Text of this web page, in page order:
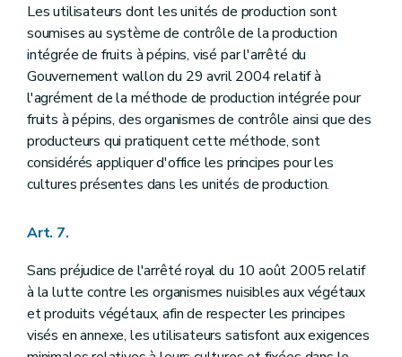
Les utilisateurs dont les unités de production sont
soumises au système de contrôle de la production
intégrée de fruits à pépins, visé par l'arrêté du
Gouvernement wallon du 29 avril 2004 relatif à
l'agrément de la méthode de production intégrée pour
fruits à pépins, des organismes de contrôle ainsi que des
producteurs qui pratiquent cette méthode, sont
considérés appliquer d'office les principes pour les
cultures présentes dans les unités de production.
Art. 7.
Sans préjudice de l'arrêté royal du 10 août 2005 relatif
à la lutte contre les organismes nuisibles aux végétaux
et produits végétaux, afin de respecter les principes
visés en annexe, les utilisateurs satisfont aux exigences